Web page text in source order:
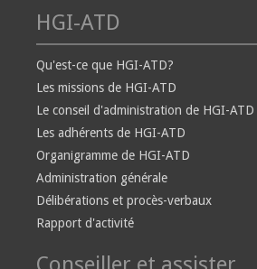
HGI-ATD
Qu'est-ce que HGI-ATD?
Les missions de HGI-ATD
Le conseil d'administration de HGI-ATD
Les adhérents de HGI-ATD
Organigramme de HGI-ATD
Administration générale
Délibérations et procès-verbaux
Rapport d'activité